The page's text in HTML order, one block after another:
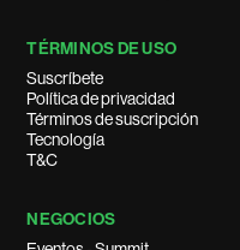
TÉRMINOS DE USO
Suscríbete
Política de privacidad
Términos de suscripción
Tecnología
T&C
NEGOCIOS